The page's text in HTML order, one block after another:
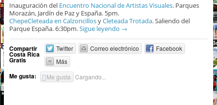
Inauguración del Encuentro Nacional de Artistas Visuales. Parques
Morazán, Jardín de Paz y España. 5pm.
ChepeCleteada en CalzoncillosyCleteada Trotada. Saliendo del
Parque España. 6:30pm.Sigue leyendo →
Compartir
Costa Rica
Gratis
Twitter Correo electrónico
Facebook
Más
Me gusta: Me gusta Cargando...